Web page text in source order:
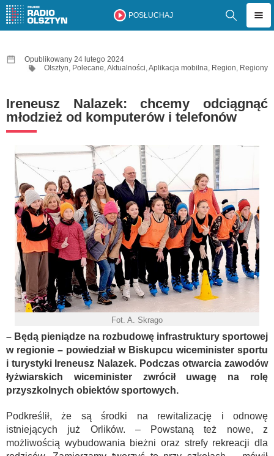
POSŁUCHAJ
Opublikowany 24 lutego 2024
Olsztyn, Polecane,Aktualności,Aplikacja mobilna, Region, Regiony
Ireneusz Nalazek: chcemy odciągnąć
młodzież od komputerów i telefonów
Fot. A. Skrago
– Będą pieniądze na rozbudowę infrastruktury sportowej
w regionie – powiedział w Biskupcu wiceminister sportu
i turystyki Ireneusz Nalazek. Podczas otwarcia zawodów
łyżwiarskich wiceminister zwrócił uwagę na rolę
przyszkolnych obiektów sportowych.
Podkreślił, że są środki na rewitalizację i odnowę
istniejących już Orlików. – Powstaną też nowe, z
możliwością wybudowania bieżni oraz strefy rekreacji dla